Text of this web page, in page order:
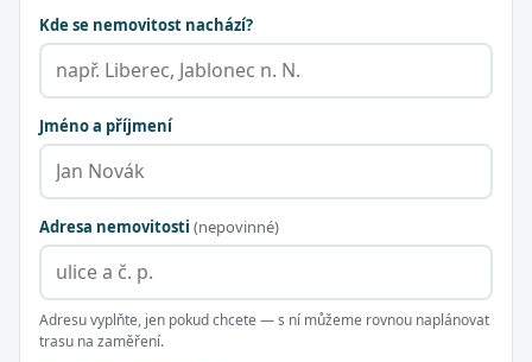
Kde se nemovitost nachází?
Jméno a příjmení
Adresa nemovitosti (nepovinné)
Adresu vyplňte, jen pokud chcete — s ní můžeme rovnou naplánovat
trasu na zaměření.